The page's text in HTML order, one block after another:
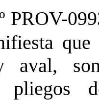
PROV-
aval,